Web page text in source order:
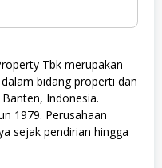
Tbk merupakan
bidang properti dan
Indonesia.
1979. Perusahaan
sejak pendirian hingga